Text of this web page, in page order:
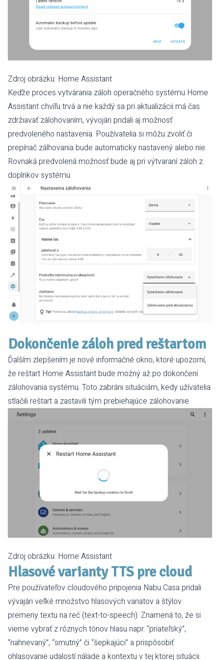
Zdroj obrázku: Home Assistant
Keďže proces vytvárania záloh operačného systému Home
Assistant chvíľu trvá a nie každý sa pri aktualizácii má čas
zdržiavať zálohovaním, vývojári pridali aj možnosť
predvoleného nastavenia. Používatelia si môžu zvoliť či
prepínač zálhovania bude automaticky nastavený alebo nie.
Rovnaká predvolená možnosť bude aj pri výtvaraní záloh z
doplnkov systému.
Dokončenie záloh pred reštartom
Ďalším zlepšením je nové informačné okno, ktoré upozorní,
že reštart Home Assistant bude možný až po dokončení
zálohovania systému. Toto zabráni situáciám, kedy užívatelia
stlačili reštart a zastavili tým prebiehajúce zálohovanie.
Zdroj obrázku: Home Assistant
Hlasové varianty TTS pre cloud
Pre používateľov cloudového pripojenia Nabu Casa pridali
vývajári veľké množstvo hlasových variatov a štýlov
premeny textu na reč (text-to-speech). Znamená to, že si
vieme vybrať z rôznych tónov hlasu napr. “priateľský”,
“nahnevaný”, “smutný” či “šepkajúci” a prispôsobiť
ohlasovanie udalostí nálade a kontextu v tej ktorej situácii.